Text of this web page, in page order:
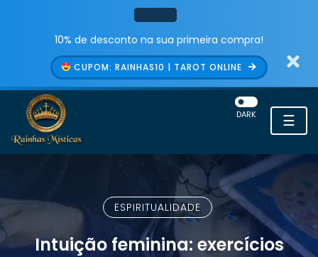
10% de desconto na sua primeira compra!
CUPOM: RAINHAS10 | TAROT ONLINE
☰
DARK
ESPIRITUALIDADE
Intuição feminina: exercícios